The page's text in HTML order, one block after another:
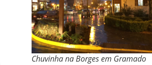
Chuvinha na Borges em Gramado